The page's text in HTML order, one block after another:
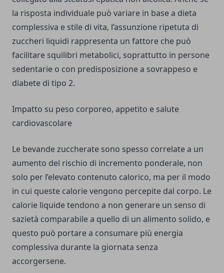
la risposta individuale può variare in base a dieta
complessiva e stile di vita, l’assunzione ripetuta di
zuccheri liquidi rappresenta un fattore che può
facilitare squilibri metabolici, soprattutto in persone
sedentarie o con predisposizione a sovrappeso e
diabete di tipo 2.
Impatto su peso corporeo, appetito e salute
cardiovascolare
Le bevande zuccherate sono spesso correlate a un
aumento del rischio di incremento ponderale, non
solo per l’elevato contenuto calorico, ma per il modo
in cui queste calorie vengono percepite dal corpo. Le
calorie liquide tendono a non generare un senso di
sazietà comparabile a quello di un alimento solido, e
questo può portare a consumare più energia
complessiva durante la giornata senza
accorgersene.